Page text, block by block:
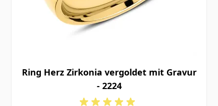
Ring Herz Zirkonia vergoldet mit Gravur
- 2224